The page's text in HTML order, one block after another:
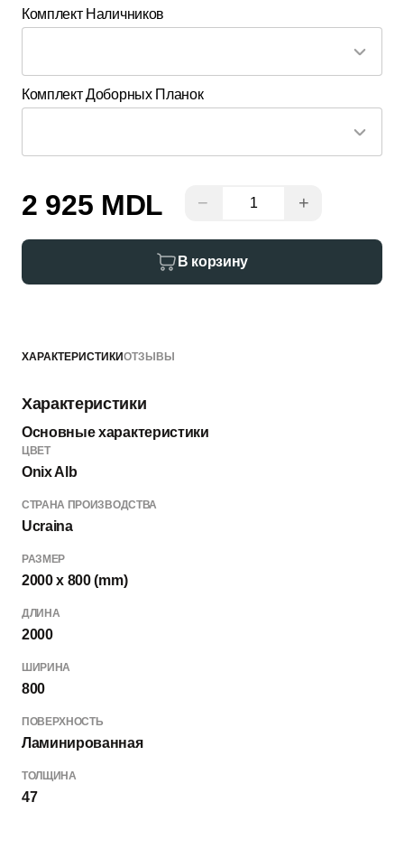
Комплект Наличников
Комплект Доборных Планок
2 925 MDL − +
В корзину
ХАРАКТЕРИСТИКИОТЗЫВЫ
Характеристики
Основные характеристики
ЦВЕТ
Onix Alb
СТРАНА ПРОИЗВОДСТВА
Ucraina
РАЗМЕР
2000 x 800 (mm)
ДЛИНА
2000
ШИРИНА
800
ПОВЕРХНОСТЬ
Ламинированная
ТОЛЩИНА
47